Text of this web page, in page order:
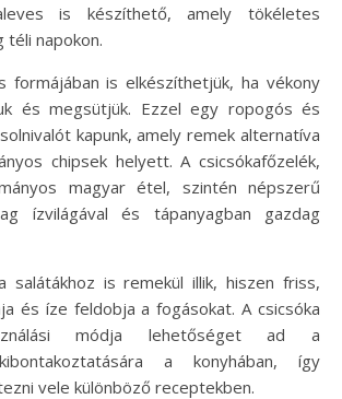
is készíthető, amely tökéletes
téli napokon.
formájában is elkészíthetjük, ha vékony
és megsütjük. Ezzel egy ropogós és
kapunk, amely remek alternatíva
chipsek helyett. A csicsókafőzelék,
magyar étel, szintén népszerű
ízvilágával és tápanyagban gazdag
salátákhoz is remekül illik, hiszen friss,
és íze feldobja a fogásokat. A csicsóka
módja lehetőséget ad a
a konyhában, így
vele különböző receptekben.